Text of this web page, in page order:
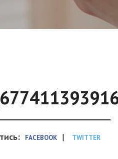
FACEBOOK | TWITTER